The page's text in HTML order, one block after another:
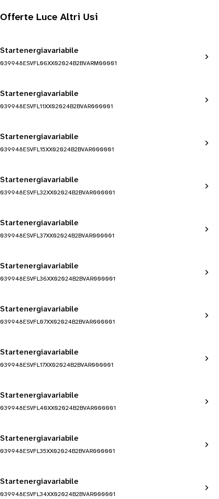
Offerte Luce Altri Usi
Startenergiavariabile
039948ESVFL06XX02024B2BVARM00001
Startenergiavariabile
039948ESVFL11XX02024B2BVAR000001
Startenergiavariabile
039948ESVFL15XX02024B2BVAR000001
Startenergiavariabile
039948ESVFL32XX02024B2BVAR000001
Startenergiavariabile
039948ESVFL37XX02024B2BVAR000001
Startenergiavariabile
039948ESVFL36XX02024B2BVAR000001
Startenergiavariabile
039948ESVFL07XX02024B2BVAR000001
Startenergiavariabile
039948ESVFL17XX02024B2BVAR000001
Startenergiavariabile
039948ESVFL40XX02024B2BVAR000001
Startenergiavariabile
039948ESVFL35XX02024B2BVAR000001
Startenergiavariabile
039948ESVFL34XX02024B2BVAR000001